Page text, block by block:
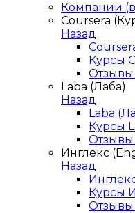
Компании
Coursera
Назад
Курсы
Отзывы
Laba (Лаба)
Назад
Laba
Курсы
Отзывы
Инглекс
Назад
Курсы
Отзывы